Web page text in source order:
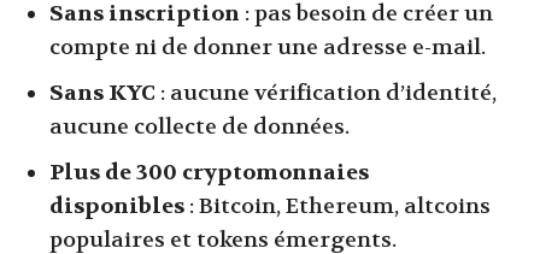
Sans inscription : pas besoin de créer un
compte ni de donner une adresse e-mail.
Sans KYC : aucune vérification d’identité,
aucune collecte de données.
Plus de 300 cryptomonnaies
disponibles : Bitcoin, Ethereum, altcoins
populaires et tokens émergents.